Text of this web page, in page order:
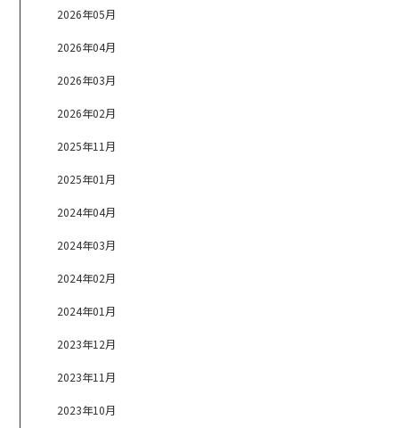
2026年05月
2026年04月
2026年03月
2026年02月
2025年11月
2025年01月
2024年04月
2024年03月
2024年02月
2024年01月
2023年12月
2023年11月
2023年10月